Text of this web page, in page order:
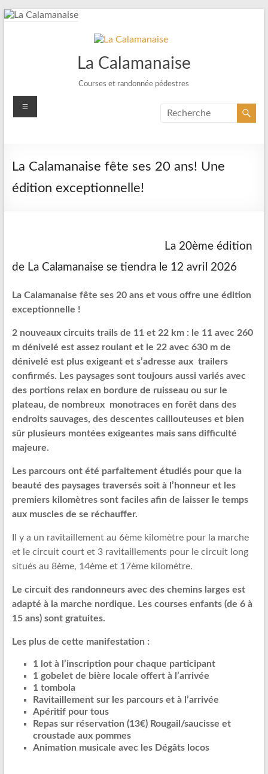
Aller
La Calamanaise
Courses et randonnée pédestres
Menu
La Calamanaise fête ses 20 ans! Une
édition exceptionnelle!
La 20ème édition
de La Calamanaise se tiendra le 12 avril 2026
La Calamanaise fête ses 20 ans et vous offre une édition
exceptionnelle !
2 nouveaux circuits trails de 11 et 22 km : le 11 avec 260
m dénivelé est assez roulant et le 22 avec 630 m de
dénivelé est plus exigeant et s’adresse aux trailers
confirmés. Les paysages sont toujours aussi variés avec
des portions relax en bordure de ruisseau ou sur le
plateau, de nombreux monotraces en forêt dans des
endroits sauvages, des descentes caillouteuses et bien
sûr plusieurs montées exigeantes mais sans difficulté
majeure.
Les parcours ont été parfaitement étudiés pour que la
beauté des paysages traversés soit à l’honneur et les
premiers kilomètres sont faciles afin de laisser le temps
aux muscles de se réchauffer.
Il y a un ravitaillement au 6ème kilomètre pour la marche
et le circuit court et 3 ravitaillements pour le circuit long
situés au 8ème, 14ème et 17ème kilomètre.
Le circuit des randonneurs avec des chemins larges est
adapté à la marche nordique. Les courses enfants (de 6 à
15 ans) sont gratuites.
Les plus de cette manifestation :
1 lot à l’inscription pour chaque participant
1 gobelet de bière locale offert à l’arrivée
1 tombola
Ravitaillement sur les parcours et à l’arrivée
Apéritif pour tous
Repas sur réservation (13€) Rougail/saucisse et
croustade aux pommes
Animation musicale avec les Dégâts locos